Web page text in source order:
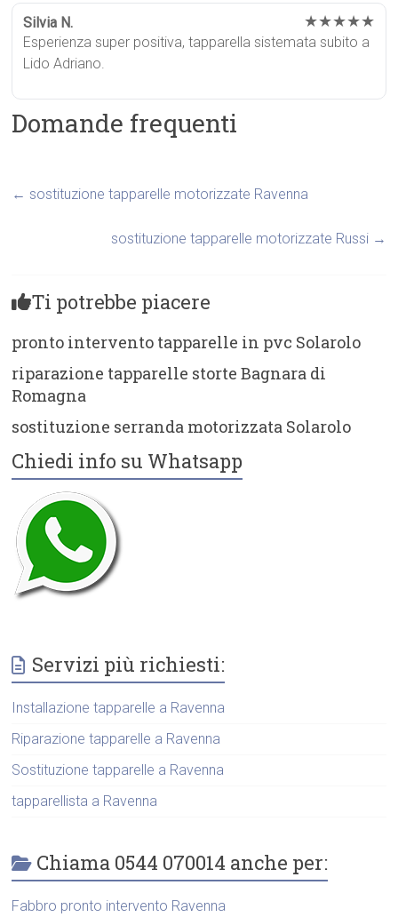
Silvia N. ★★★★★
Esperienza super positiva, tapparella sistemata subito a
Lido Adriano.
Domande frequenti
← sostituzione tapparelle motorizzate Ravenna
sostituzione tapparelle motorizzate Russi →
Ti potrebbe piacere
pronto intervento tapparelle in pvc Solarolo
riparazione tapparelle storte Bagnara di
Romagna
sostituzione serranda motorizzata Solarolo
Chiedi info su Whatsapp
Servizi più richiesti:
Installazione tapparelle a Ravenna
Riparazione tapparelle a Ravenna
Sostituzione tapparelle a Ravenna
tapparellista a Ravenna
Chiama 0544 070014 anche per:
Fabbro pronto intervento Ravenna